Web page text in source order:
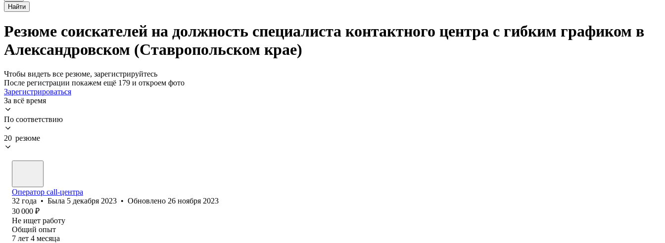
Найти
Резюме соискателей на должность специалиста контактного центра с гибким графиком в
Александровском (Ставропольском крае)
Чтобы видеть все резюме, зарегистрируйтесь
После регистрации покажем ещё 179 и откроем фото
Зарегистрироваться
За всё время
По соответствию
20 резюме
Оператор call-центра
32 года • Была 5 декабря 2023 • Обновлено 26 ноября 2023
30 000 ₽
Не ищет работу
Общий опыт
7 лет 4 месяца